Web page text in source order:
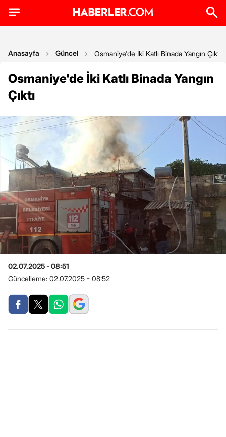
Anasayfa Güncel Osmaniye'de İki Katlı Binada Yangın Çıktı
Osmaniye'de İki Katlı Binada Yangın
Çıktı
02.07.2025 - 08:51
Güncelleme: 02.07.2025 - 08:52